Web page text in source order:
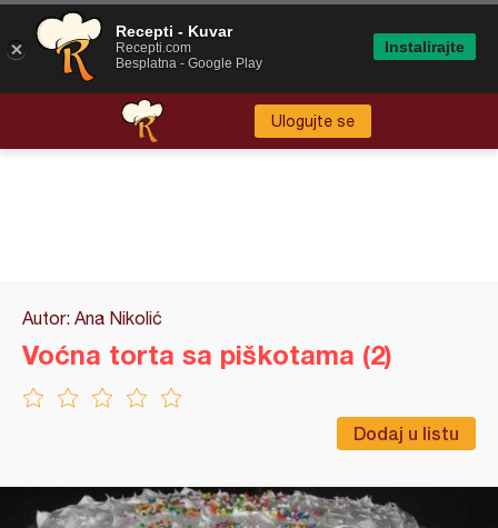
Ulogujte se
Autor: Ana Nikolić
Dodaj u listu
Voćna torta sa piškotama (2)
Recepti - Kuvar
Recepti.com
Besplatna - Google Play
Instalirajte